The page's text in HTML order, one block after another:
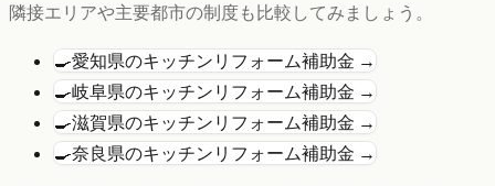
隣接エリアや主要都市の制度も比較してみましょう。
🍳愛知県のキッチンリフォーム補助金 →
🍳岐阜県のキッチンリフォーム補助金 →
🍳滋賀県のキッチンリフォーム補助金 →
🍳奈良県のキッチンリフォーム補助金 →